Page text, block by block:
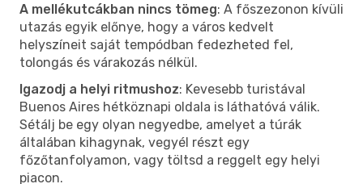
A mellékutcákban nincs tömeg: A főszezonon kívüli
utazás egyik előnye, hogy a város kedvelt
helyszíneit saját tempódban fedezheted fel,
tolongás és várakozás nélkül.
Igazodj a helyi ritmushoz: Kevesebb turistával
Buenos Aires hétköznapi oldala is láthatóvá válik.
Sétálj be egy olyan negyedbe, amelyet a túrák
általában kihagynak, vegyél részt egy
főzőtanfolyamon, vagy töltsd a reggelt egy helyi
piacon.